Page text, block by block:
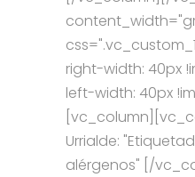
right-width: 40px
left-width: 40px
Urrialde:
alérgenos" [/